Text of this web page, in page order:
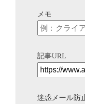
メモ
記事URL
迷惑メール防